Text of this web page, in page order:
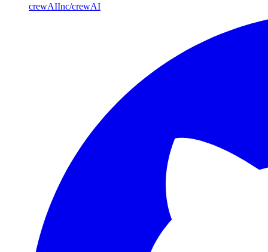
crewAIInc/crewAI